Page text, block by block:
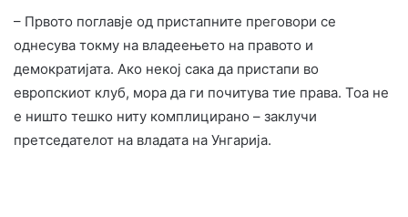
– Првото поглавје од пристапните преговори се
однесува токму на владеењето на правото и
демократијата. Ако некој сака да пристапи во
европскиот клуб, мора да ги почитува тие права. Тоа не
е ништо тешко ниту комплицирано – заклучи
претседателот на владата на Унгарија.